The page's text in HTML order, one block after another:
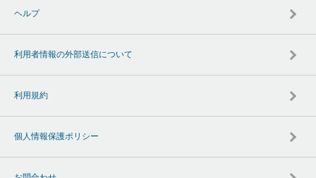
ヘルプ
利用者情報の外部送信について
利用規約
個人情報保護ポリシー